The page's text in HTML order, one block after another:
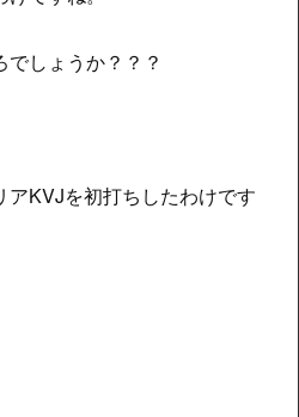
しょうか？？？
KVJを初打ちしたわけです